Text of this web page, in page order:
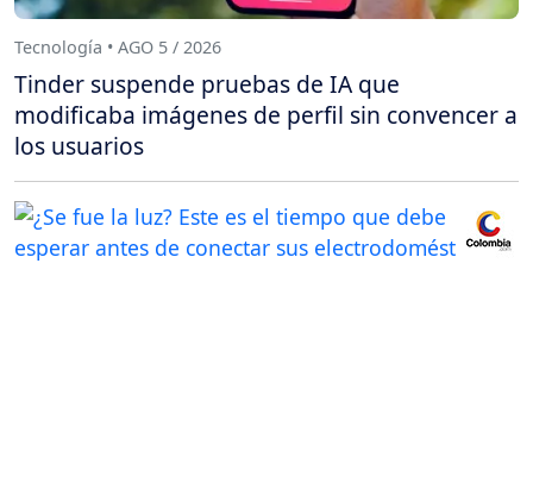
Tecnología • AGO 5 / 2026
Tinder suspende pruebas de IA que
modificaba imágenes de perfil sin convencer a
los usuarios